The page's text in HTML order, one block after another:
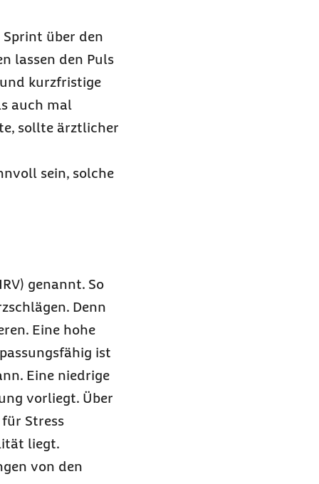
Sprint über den
lassen den Puls
kurzfristige
auch mal
sollte ärztlicher
sein, solche
genannt. So
Denn
Eine hohe
ist
Eine niedrige
vorliegt. Über
Stress
liegt.
von den